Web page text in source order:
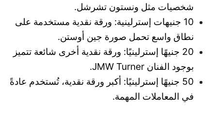
شخصيات مثل ونستون تشرشل.
10 جنيهات إسترلينية: ورقة نقدية مستخدمة على
نطاق واسع تحمل صورة جين أوستن.
20 جنيهًا إسترلينيًا: ورقة نقدية أخرى شائعة تتميز
بوجود الفنان JMW Turner.
50 جنيهًا إسترلينيًا: أكبر ورقة نقدية، تُستخدم عادةً
في المعاملات المهمة.